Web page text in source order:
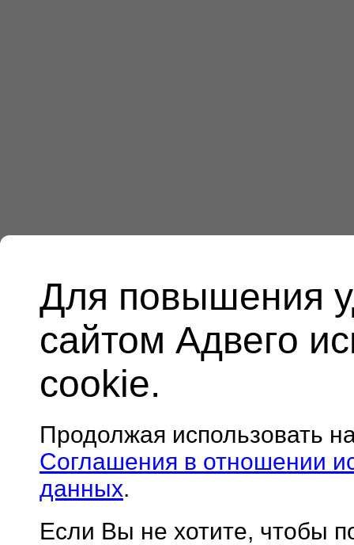
Для повышения
сайтом Адвего
cookie.
Продолжая использовать
Соглашения в отношении
данных.
Если Вы не хотите, чтобы